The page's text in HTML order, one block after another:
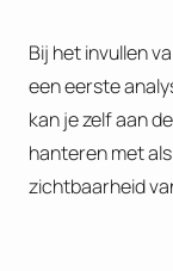
Bij het invullen
een eerste
kan je zelf aan
hanteren met
zichtbaarheid